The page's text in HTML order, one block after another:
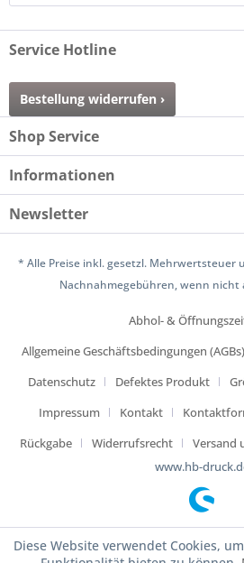
Service Hotline
Bestellung widerrufen ›
Shop Service
Informationen
Newsletter
* Alle Preise inkl. gesetzl. Mehrwertsteuer
Nachnahmegebühren, wenn nicht
Abhol- &
Allgemeine Geschäftsbedingungen (AGBs)
Datenschutz
Defektes Produkt
Impressum
Kontakt
Rückgabe
Widerrufsrecht
Versand
www.hb-
Diese Website verwendet Cookies,